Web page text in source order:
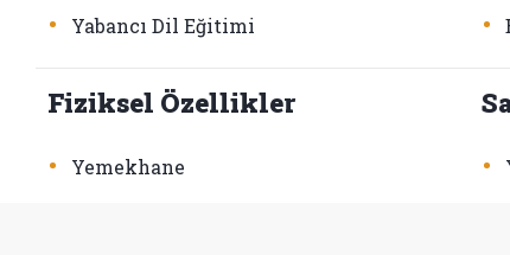
• Yabancı Dil Eğitimi •
Fiziksel Özellikler
• Yemekhane •